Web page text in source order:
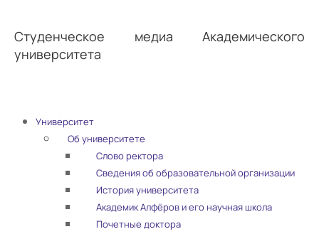
Студенческое медиа Академического
университета
Университет
Об университете
Слово ректора
Сведения об образовательной организации
История университета
Академик Алфёров и его научная школа
Почетные доктора